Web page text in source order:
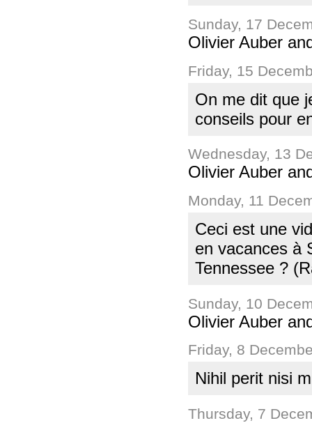
Sunday, 17
Olivier Auber
Friday, 15
On me dit que
conseils pour
Wednesday, 13
Olivier Auber
Monday, 11
Ceci est une
en vacances à
Tennessee ?
Sunday, 10
Olivier Auber
Friday, 8
Nihil perit nisi
Thursday, 7